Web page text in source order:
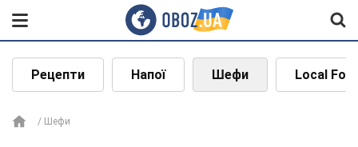
Рецепти Напої Шефи Local
Шефи